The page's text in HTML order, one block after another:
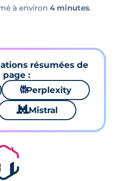
à environ 4 minutes.
résumées de
:
⚙Perplexity
🐱 Mistral